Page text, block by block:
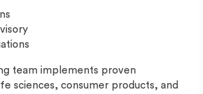
team implements proven
sciences, consumer products, and